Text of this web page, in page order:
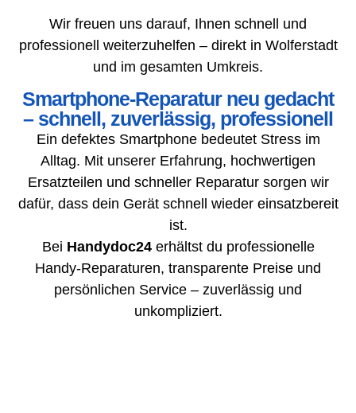
Wir freuen uns darauf, Ihnen schnell und
professionell weiterzuhelfen – direkt in Wolferstadt
und im gesamten Umkreis.
Smartphone-Reparatur neu gedacht
– schnell, zuverlässig, professionell
Ein defektes Smartphone bedeutet Stress im
Alltag. Mit unserer Erfahrung, hochwertigen
Ersatzteilen und schneller Reparatur sorgen wir
dafür, dass dein Gerät schnell wieder einsatzbereit
ist.
Bei Handydoc24erhältst du professionelle
Handy-Reparaturen, transparente Preise und
persönlichen Service – zuverlässig und
unkompliziert.